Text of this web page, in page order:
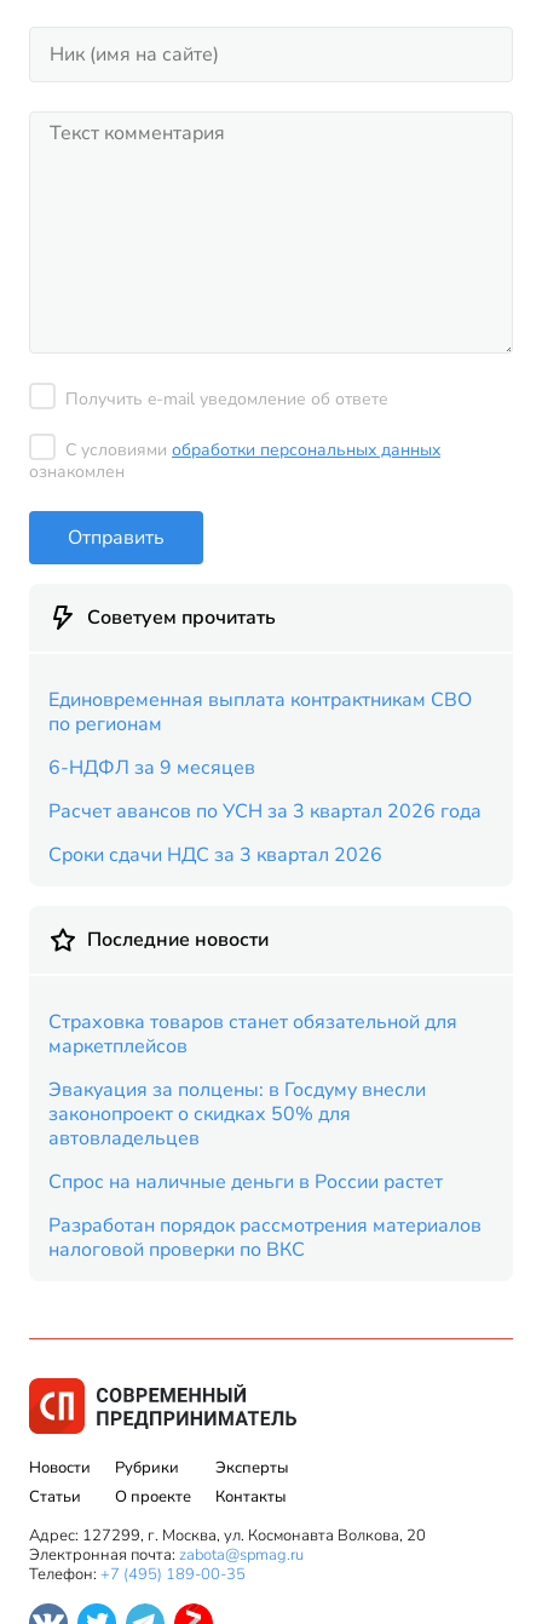
Получить e-mail уведомление об ответе
С условиями обработки персональных данных
ознакомлен
Отправить
Советуем прочитать
Единовременная выплата контрактникам СВО
по регионам
6-НДФЛ за 9 месяцев
Расчет авансов по УСН за 3 квартал 2026 года
Сроки сдачи НДС за 3 квартал 2026
Последние новости
Страховка товаров станет обязательной для
маркетплейсов
Эвакуация за полцены: в Госдуму внесли
законопроект о скидках 50% для
автовладельцев
Спрос на наличные деньги в России растет
Разработан порядок рассмотрения материалов
налоговой проверки по ВКС
Новости
Статьи
Рубрики
О проекте
Эксперты
Контакты
Адрес: 127299, г. Москва, ул. Космонавта Волкова, 20
Электронная почта: zabota@spmag.ru
Телефон: +7 (495) 189-00-35